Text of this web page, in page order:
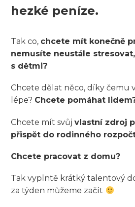
hezké peníze.
Tak co, chcete mít konečně
nemusíte neustále
s dětmi?
Chcete dělat něco, díky čemu
lépe? Chcete pomáhat
Chcete mít svůjvlastní zdroj
přispět do rodinného
Chcete pracovat z domu?
Tak vyplntě krátký talentový
za týden můžeme začít